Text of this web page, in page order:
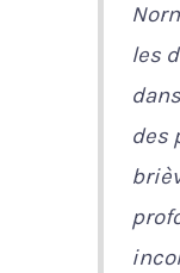
les
des